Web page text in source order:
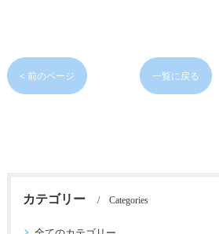
< 前のページ 一覧に戻る
カテゴリー Categories